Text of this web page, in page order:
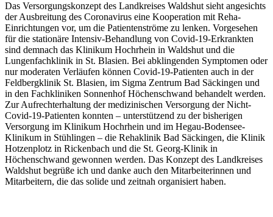
Das Versorgungskonzept des Landkreises Waldshut sieht angesichts
der Ausbreitung des Coronavirus eine Kooperation mit Reha-
Einrichtungen vor, um die Patientenströme zu lenken. Vorgesehen
für die stationäre Intensiv-Behandlung von Covid-19-Erkrankten
sind demnach das Klinikum Hochrhein in Waldshut und die
Lungenfachklinik in St. Blasien. Bei abklingenden Symptomen oder
nur moderaten Verläufen können Covid-19-Patienten auch in der
Feldbergklinik St. Blasien, im Sigma Zentrum Bad Säckingen und
in den Fachkliniken Sonnenhof Höchenschwand behandelt werden.
Zur Aufrechterhaltung der medizinischen Versorgung der Nicht-
Covid-19-Patienten konnten – unterstützend zu der bisherigen
Versorgung im Klinikum Hochrhein und im Hegau-Bodensee-
Klinikum in Stühlingen – die Rehaklinik Bad Säckingen, die Klinik
Hotzenplotz in Rickenbach und die St. Georg-Klinik in
Höchenschwand gewonnen werden. Das Konzept des Landkreises
Waldshut begrüße ich und danke auch den Mitarbeiterinnen und
Mitarbeitern, die das solide und zeitnah organisiert haben.